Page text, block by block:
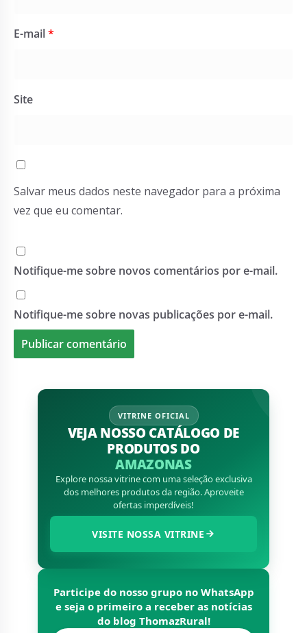
E-mail*
Site
Salvar meus dados neste navegador para a próxima
vez que eu comentar.
Notifique-me sobre novos comentários por e-mail.
Notifique-me sobre novas publicações por e-mail.
VITRINE OFICIAL
VEJA NOSSO CATÁLOGO DE
PRODUTOS DO
AMAZONAS
Explore nossa vitrine com uma seleção exclusiva
dos melhores produtos da região. Aproveite
ofertas imperdíveis!
VISITE NOSSA VITRINE
Participe do nosso grupo no WhatsApp
e seja o primeiro a receber as notícias
do blog ThomazRural!